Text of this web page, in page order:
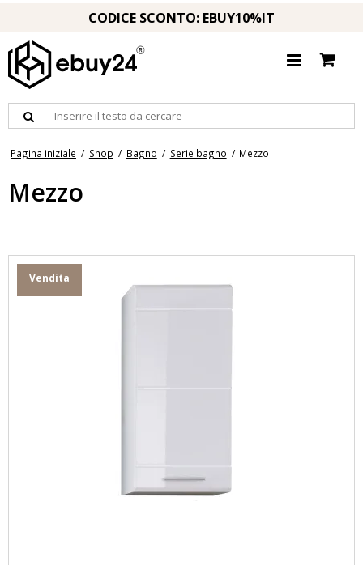
CODICE SCONTO: EBUY10%IT
Pagina iniziale / Shop / Bagno / Serie bagno / Mezzo
Mezzo
Vendita